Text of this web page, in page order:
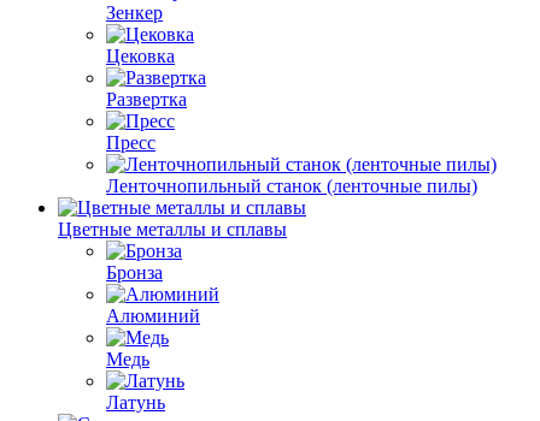
Зенкер
Цековка
Развертка
Пресс
Ленточнопильный станок (ленточные пилы)
Цветные металлы и сплавы
Бронза
Алюминий
Медь
Латунь